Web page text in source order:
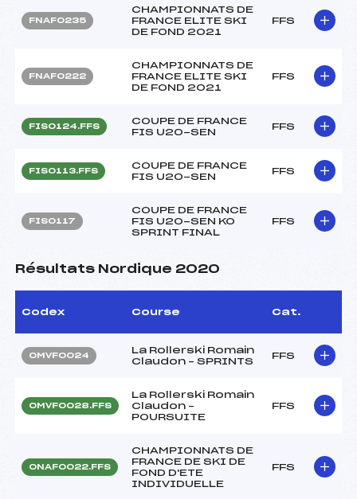
FNAF0235
CHAMPIONNATS DE
FRANCE ELITE SKI
DE FOND 2021
FFS
FNAF0222
CHAMPIONNATS DE
FRANCE ELITE SKI
DE FOND 2021
FFS
FIS0124.FFS
COUPE DE FRANCE
FIS U20-SEN
FFS
FIS0113.FFS
COUPE DE FRANCE
FIS U20-SEN
FFS
FIS0117
COUPE DE FRANCE
FIS U20-SEN KO
SPRINT FINAL
FFS
Résultats Nordique 2020
Codex Course Cat.
OMVF0024
La Rollerski Romain
Claudon – SPRINTS
FFS
OMVF0028.FFS
La Rollerski Romain
Claudon –
POURSUITE
FFS
ONAF0022.FFS
CHAMPIONNATS DE
FRANCE DE SKI DE
FOND D'ETE
INDIVIDUELLE
FFS